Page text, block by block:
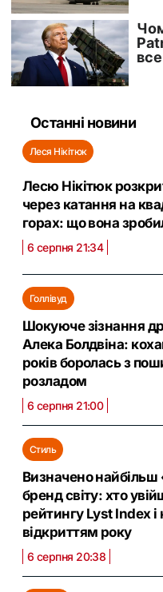
Останні новини
Леся Нікітюк
Лесю Нікітюк
через катання на
горах: що вона
6 серпня 21:34
Голлівуд
Шокуюче зізнання
Алека Болдвіна:
років боролась з
розладом
6 серпня 21:00
Стиль
Визначено найбільш
бренд світу: хто
рейтингу Lyst Index і
відкриттям року
6 серпня 20:38